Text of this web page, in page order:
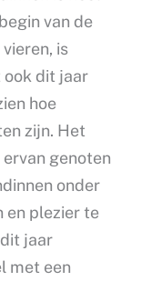
van de
is
dit jaar
hoe
zijn. Het
genoten
onder
en plezier te
jaar
met een